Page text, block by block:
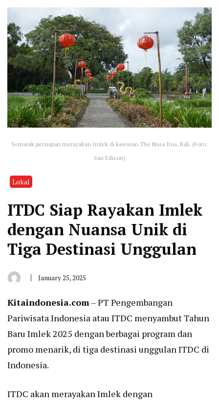
Semarak persiapan merayakan Imlek di kawasan The Nusa Dua, Bali. (Foto:
San Edison)
Lokal
ITDC Siap Rayakan Imlek
dengan Nuansa Unik di
Tiga Destinasi Unggulan
By January 25, 2025
Kitaindonesia.com– PT Pengembangan
PariwisataIndonesia atau ITDC menyambut Tahun
Baru Imlek 2025 dengan berbagai program dan
promo menarik, di tiga destinasi unggulan ITDC di
Indonesia.
ITDC akan merayakan Imlek dengan